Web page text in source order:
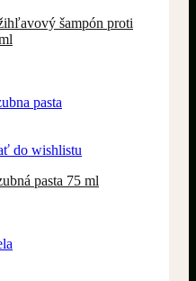
šampón proti
do wishlistu
pasta 75 ml